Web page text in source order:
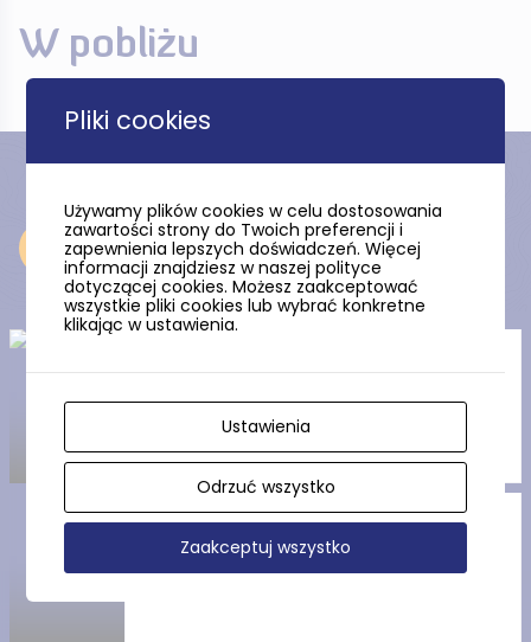
W pobliżu
Odkryj
Kościół św. Józefa w
Kasparusie
Pliki cookies
Używamy plików cookies w celu dostosowania
zawartości strony do Twoich preferencji i
zapewnienia lepszych doświadczeń. Więcej
informacji znajdziesz w naszej polityce
dotyczącej cookies. Możesz zaakceptować
wszystkie pliki cookies lub wybrać konkretne
klikając w ustawienia.
Ustawienia
Odrzuć wszystko
Zaakceptuj wszystko